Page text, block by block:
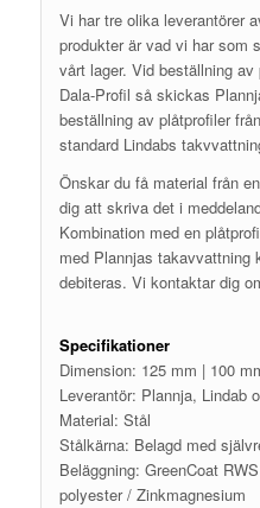
Vi har tre olika leverantörer
produkter är vad vi har som
vårt lager. Vid beställning
Dala-Profil så skickas
beställning av plåtprofiler
standard Lindabs
Önskar du få material från
dig att skriva det i
Kombination med en
med Plannjas takavvattning
debiteras. Vi kontaktar dig
Specifikationer
Dimension: 125 mm | 100
Leverantör: Plannja, Lindab
Material: Stål
Stålkärna: Belagd med
Beläggning: GreenCoat
polyester / Zinkmagnesium